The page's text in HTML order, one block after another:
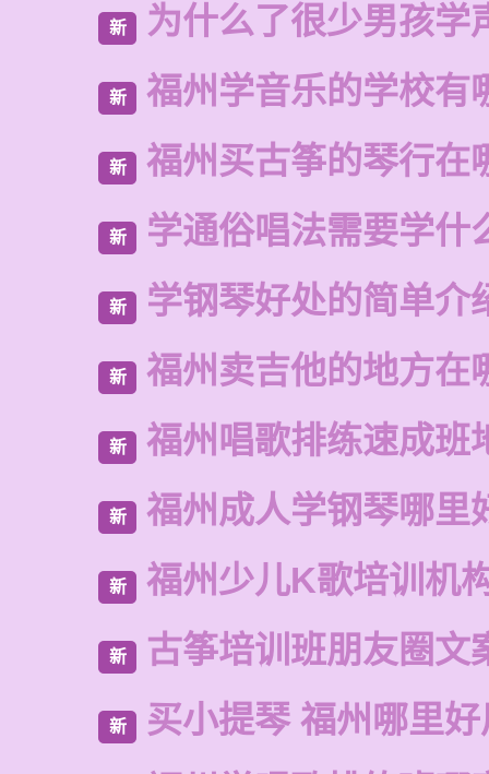
新 为什么了很少男孩学
新 福州学音乐的学校有
新 福州买古筝的琴行在
新 学通俗唱法需要学什
新 学钢琴好处的简单介
新 福州卖吉他的地方在
新 福州唱歌排练速成班
新 福州成人学钢琴哪里
新 福州少儿K歌培训机
新 古筝培训班朋友圈文
新 买小提琴 福州哪里